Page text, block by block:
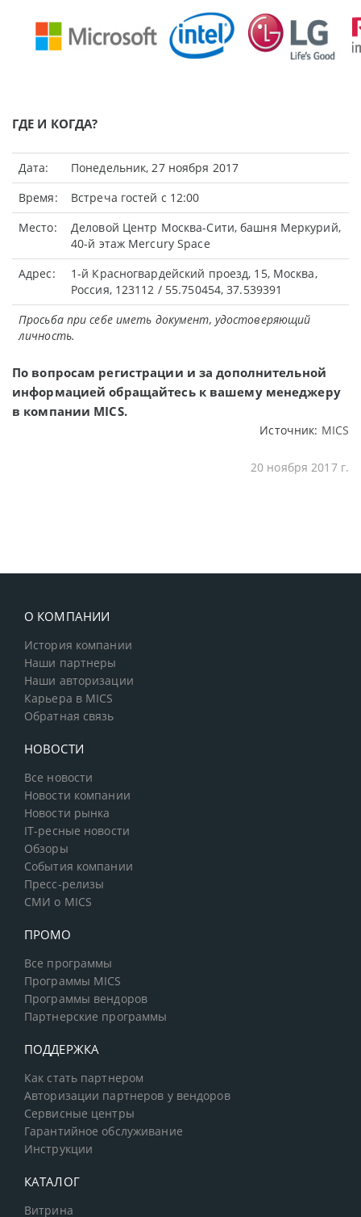
ГДЕ И КОГДА?
Дата:
Понедельник, 27 ноября 2017
Время:
Встреча гостей с 12:00
Место:
Деловой Центр Москва-Сити, башня Меркурий,
40-й этаж Mercury Space
Адрес:
1-й Красногвардейский проезд, 15, Москва,
Россия, 123112 / 55.750454, 37.539391
Просьба при себе иметь документ, удостоверяющий
личность.
По вопросам регистрации и за дополнительной
информацией обращайтесь к вашему менеджеру
в компании MICS.
Источник: MICS
20 ноября 2017 г.
О КОМПАНИИ
История компании
Наши партнеры
Наши авторизации
Карьера в MICS
Обратная связь
НОВОСТИ
Все новости
Новости компании
Новости рынка
IT-ресные новости
Обзоры
События компании
Пресс-релизы
СМИ о MICS
ПРОМО
Все программы
Программы MICS
Программы вендоров
Партнерские программы
ПОДДЕРЖКА
Как стать партнером
Авторизации партнеров у вендоров
Сервисные центры
Гарантийное обслуживание
Инструкции
КАТАЛОГ
Витрина